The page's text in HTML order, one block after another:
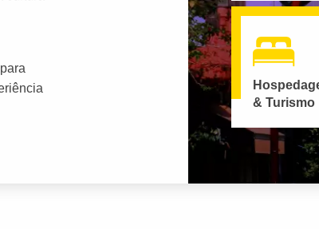
& Turismo